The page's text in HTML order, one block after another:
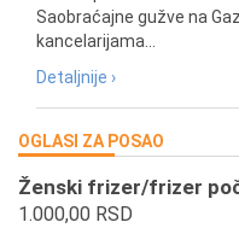
Saobraćajne gužve na
kancelarijama...
Detaljnije ›
OGLASI ZA POSAO
Ženski frizer/frizer
1.000,00 RSD